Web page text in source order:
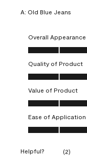
A: Old Blue Jeans
Overall Appearance
Overall
Quality of Product
Quality of Product,
Value of Product
Value of Product,
Ease of Application
Ease of
Helpful? (2)